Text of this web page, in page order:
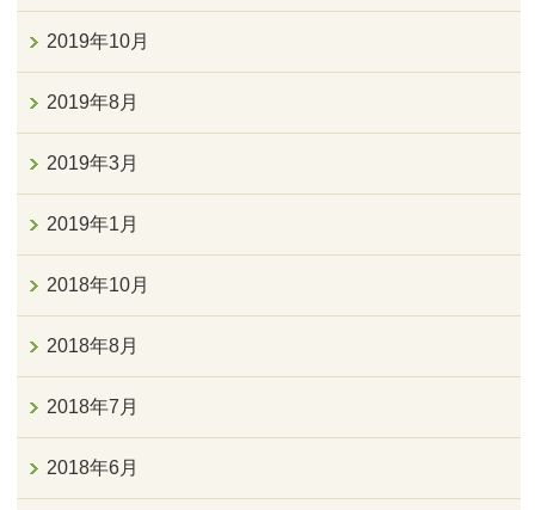
2019年10月
2019年8月
2019年3月
2019年1月
2018年10月
2018年8月
2018年7月
2018年6月